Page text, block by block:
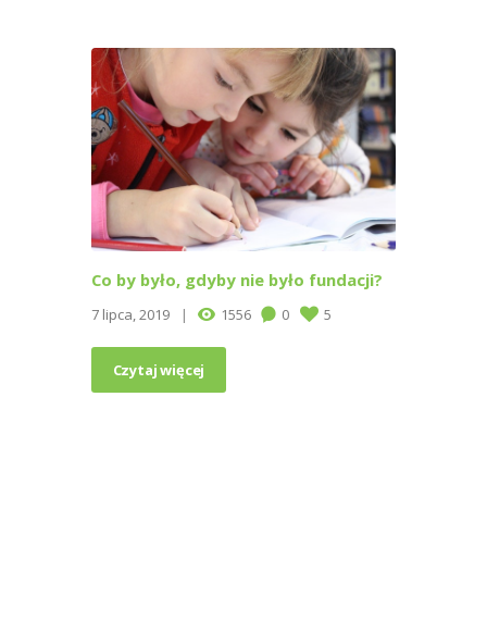
Co by było, gdyby nie było fundacji?
7 lipca, 2019 1556 0 5
Czytaj więcej